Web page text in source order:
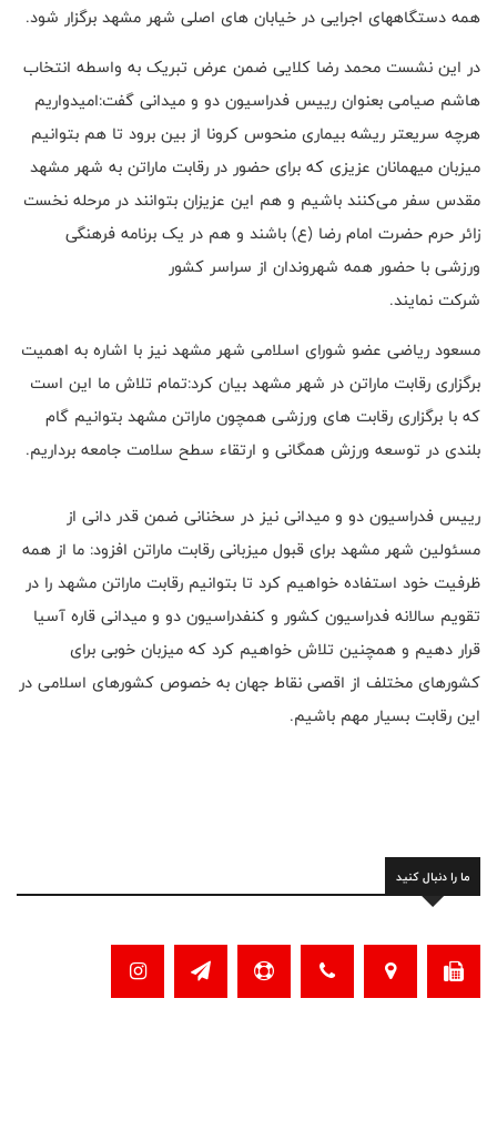
همه دستگاههای اجرایی در خیابان های اصلی شهر مشهد برگزار شود.
در این نشست محمد رضا کلایی ضمن عرض تبریک به واسطه انتخاب
هاشم صیامی بعنوان رییس فدراسیون دو و میدانی گفت:امیدواریم
هرچه سریعتر ریشه بیماری منحوس کرونا از بین برود تا هم بتوانیم
میزبان میهمانان عزیزی که برای حضور در رقابت ماراتن به شهر مشهد
مقدس سفر می‌کنند باشیم و هم این عزیزان بتوانند در مرحله نخست
زائر حرم حضرت امام رضا (ع) باشند و هم در یک برنامه فرهنگی
ورزشی با حضور همه شهروندان از سراسر کشور
شرکت نمایند.
مسعود ریاضی عضو شورای اسلامی شهر مشهد نیز با اشاره به اهمیت
برگزاری رقابت ماراتن در شهر مشهد بیان کرد:تمام تلاش ما این است
که با برگزاری رقابت های ورزشی همچون ماراتن مشهد بتوانیم گام
بلندی در توسعه ورزش همگانی و ارتقاء سطح سلامت جامعه برداریم.
رییس فدراسیون دو و میدانی نیز در سخنانی ضمن قدر دانی از
مسئولین شهر مشهد برای قبول میزبانی رقابت ماراتن افزود: ما از همه
ظرفیت خود استفاده خواهیم کرد تا بتوانیم رقابت ماراتن مشهد را در
تقویم سالانه فدراسیون کشور و کنفدراسیون دو و میدانی قاره آسیا
قرار دهیم و همچنین تلاش خواهیم کرد که میزبان خوبی برای
کشورهای مختلف از اقصی نقاط جهان به خصوص کشورهای اسلامی در
این رقابت بسیار مهم باشیم.
ما را دنبال کنید